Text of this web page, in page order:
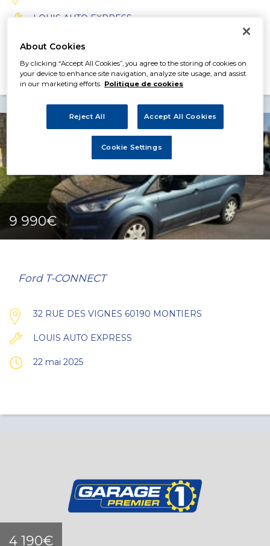
LOUIS AUTO EXPRESS
3 juin 2025
9 990€
Ford T-CONNECT
32 RUE DES VIGNES 60190 MONTIERS
LOUIS AUTO EXPRESS
22 mai 2025
4 190€
About Cookies
By clicking “Accept All Cookies”, you agree to the storing of cookies on
your device to enhance site navigation, analyze site usage, and assist
in our marketing efforts. Politique de cookies
Reject All Accept All Cookies
Cookie Settings